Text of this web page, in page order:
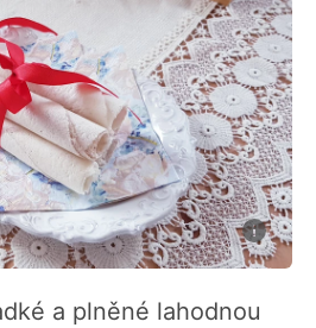
a plněné lahodnou